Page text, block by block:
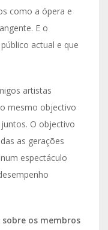
como a ópera e
E o
actual e que
artistas
mesmo objectivo
O objectivo
as gerações
espectáculo
os membros